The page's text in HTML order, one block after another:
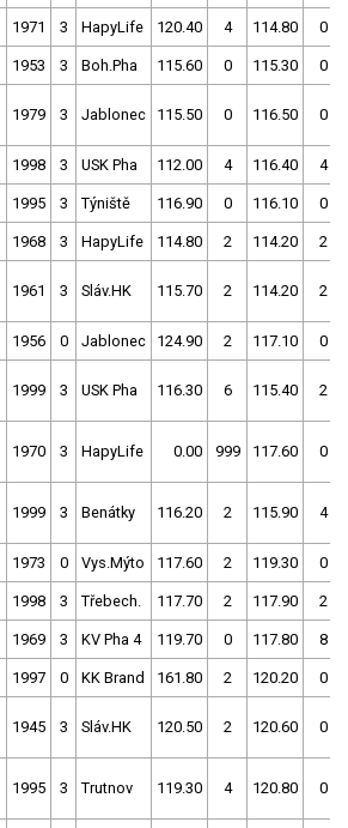
1971 3 HapyLife 120.40 4 114.80 0
1953 3 Boh.Pha 115.60 0 115.30 0
1979 3 Jablonec 115.50 0 116.50 0
1998 3 USK Pha 112.00 4 116.40 4
1995 3 Týniště 116.90 0 116.10 0
1968 3 HapyLife 114.80 2 114.20 2
1961 3 Sláv.HK 115.70 2 114.20 2
1956 0 Jablonec 124.90 2 117.10 0
1999 3 USK Pha 116.30 6 115.40 2
1970 3 HapyLife 0.00 999 117.60 0
1999 3 Benátky 116.20 2 115.90 4
1973 0 Vys.Mýto 117.60 2 119.30 0
1998 3 Třebech. 117.70 2 117.90 2
1969 3 KV Pha 4 119.70 0 117.80 8
1997 0 KK Brand 161.80 2 120.20 0
1945 3 Sláv.HK 120.50 2 120.60 0
1995 3 Trutnov 119.30 4 120.80 0